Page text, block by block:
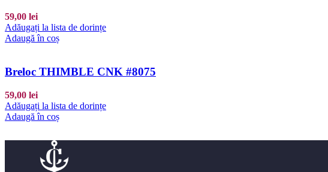
59,00 lei
Adăugați la lista de dorințe
Adaugă în coș
Breloc THIMBLE CNK #8075
59,00 lei
Adăugați la lista de dorințe
Adaugă în coș